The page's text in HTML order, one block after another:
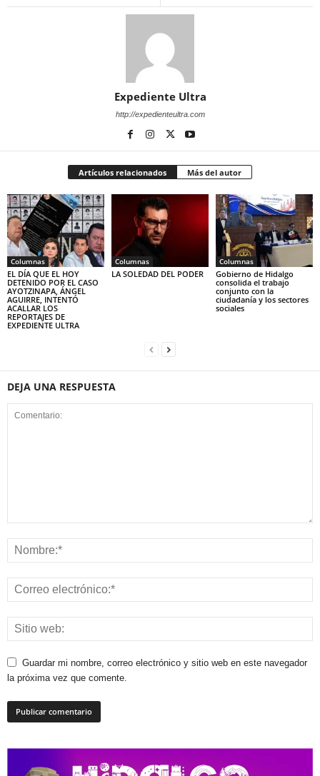
Expediente Ultra
http://expedienteultra.com
Artículos relacionados Más del autor
Columnas
EL DÍA QUE EL HOY
DETENIDO POR EL CASO
AYOTZINAPA, ÁNGEL
AGUIRRE, INTENTÓ
ACALLAR LOS
REPORTAJES DE
EXPEDIENTE ULTRA
Columnas
LA SOLEDAD DEL PODER
Columnas
Gobierno de Hidalgo
consolida el trabajo
conjunto con la
ciudadanía y los sectores
sociales
DEJA UNA RESPUESTA
Guardar mi nombre, correo electrónico y sitio web en este navegador
la próxima vez que comente.